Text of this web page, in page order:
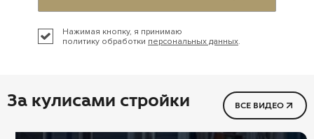
Нажимая кнопку, я принимаю
политику обработки персональных данных.
За кулисами стройки ВСЕ ВИДЕО